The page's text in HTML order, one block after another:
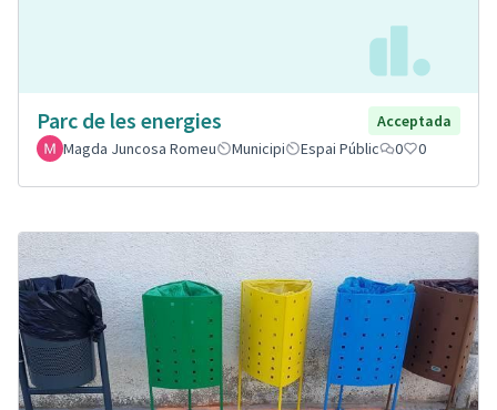
Parc de les energies
Acceptada
Magda Juncosa Romeu
Municipi Espai Públic 0 0